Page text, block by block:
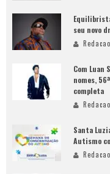
seu novo
Redacao
Com Luan
nomes,
completa
Redacao
Santa
Autismo
Redacao